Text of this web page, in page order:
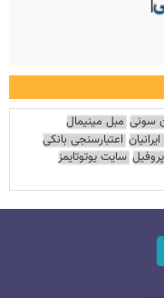
سونی مبل مینیمال
اعتبارسنجی بانکی
سایت یوتوتایمز